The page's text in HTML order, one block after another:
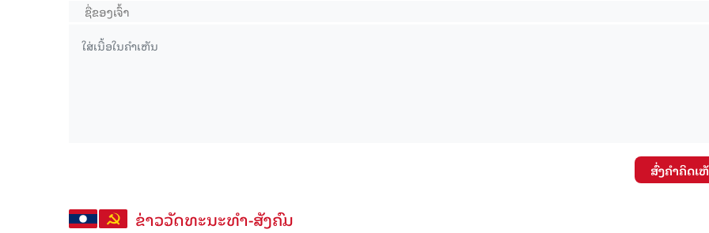
ສົ່ງຄໍາຄິດເ
ຂ່າວວັດທະນະທຳ-ສັງຄົມ